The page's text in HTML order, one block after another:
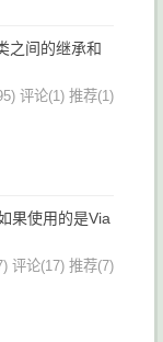
之间的继承和
评论(1) 推荐(1)
果使用的是Via
评论(17) 推荐(7)